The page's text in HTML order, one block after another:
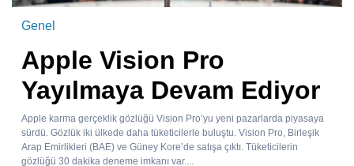
Genel
Apple Vision Pro
Yayılmaya Devam Ediyor
Apple karma gerçeklik gözlüğü Vision Pro’yu yeni pazarlarda piyasaya
sürdü. Gözlük iki ülkede daha tüketicilerle buluştu. Vision Pro, Birleşik
Arap Emirlikleri (BAE) ve Güney Kore’de satışa çıktı. Tüketicilerin
gözlüğü 30 dakika deneme imkanı var....